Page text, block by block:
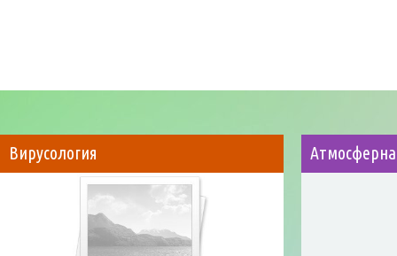
Вирусология